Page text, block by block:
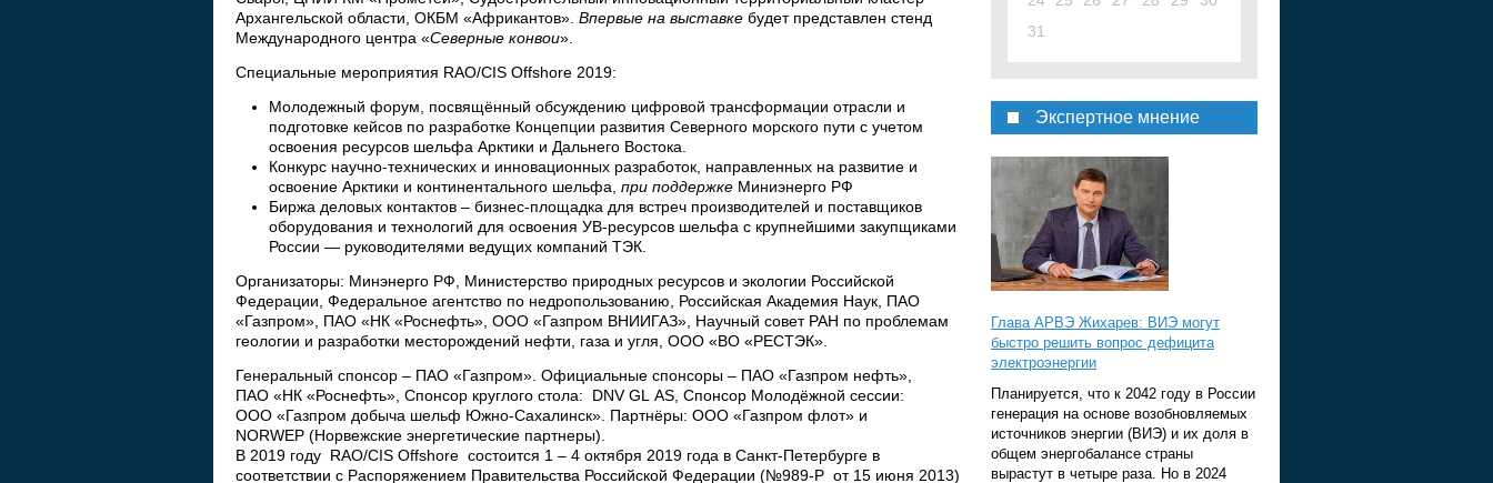
Архангельской области, ОКБМ «Африкантов». Впервые на выставке будет представлен стенд
Международного центра «Северные конвои».
Специальные мероприятия RAO/CIS Offshore 2019:
Молодежный форум, посвящённый обсуждению цифровой трансформации отрасли и
подготовке кейсов по разработке Концепции развития Северного морского пути с учетом
освоения ресурсов шельфа Арктики и Дальнего Востока.
Конкурс научно-технических и инновационных разработок, направленных на развитие и
освоение Арктики и континентального шельфа, при поддержке Миниэнерго РФ
Биржа деловых контактов – бизнес-площадка для встреч производителей и поставщиков
оборудования и технологий для освоения УВ-ресурсов шельфа с крупнейшими закупщиками
России — руководителями ведущих компаний ТЭК.
Организаторы: Минэнерго РФ, Министерство природных ресурсов и экологии Российской
Федерации, Федеральное агентство по недропользованию, Российская Академия Наук, ПАО
«Газпром», ПАО «НК «Роснефть», ООО «Газпром ВНИИГАЗ», Научный совет РАН по проблемам
геологии и разработки месторождений нефти, газа и угля, ООО «ВО «РЕСТЭК».
Генеральный спонсор – ПАО «Газпром». Официальные спонсоры – ПАО «Газпром нефть»,
ПАО «НК «Роснефть», Спонсор круглого стола: DNV GL AS, Спонсор Молодёжной сессии:
ООО «Газпром добыча шельф Южно-Сахалинск». Партнёры: ООО «Газпром флот» и
NORWEP (Норвежские энергетические партнеры).
В 2019 году RAO/CIS Offshore состоится 1 – 4 октября 2019 года в Санкт-Петербурге в
соответствии с Распоряжением Правительства Российской Федерации (№989-Р от 15 июня 2013)
31
Экспертное мнение
Глава АРВЭ Жихарев: ВИЭ могут
быстро решить вопрос дефицита
электроэнергии
Планируется, что к 2042 году в России
генерация на основе возобновляемых
источников энергии (ВИЭ) и их доля в
общем энергобалансе страны
вырастут в четыре раза. Но в 2024